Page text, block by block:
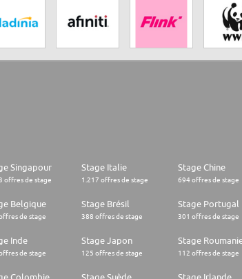
Singapour
offres de stage
Stage Italie
1.217 offres de stage
Stage Chine
694 offres de stage
Belgique
de stage
Stage Brésil
388 offres de stage
Stage Portugal
301 offres de stage
Inde
de stage
Stage Japon
125 offres de stage
Stage
112 offres de stage